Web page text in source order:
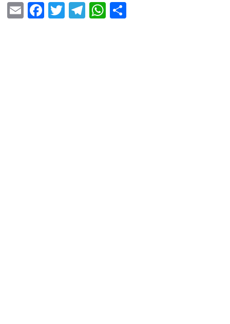
E
F
T
T
W